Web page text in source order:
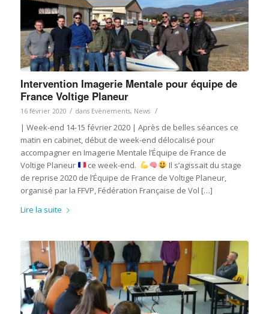
Intervention Imagerie Mentale pour équipe de
France Voltige Planeur
16 février 2020 / dans Evènements, News /
| Week-end 14-15 février 2020 | Après de belles séances ce
matin en cabinet, début de week-end délocalisé pour
accompagner en Imagerie Mentale l’Équipe de France de
Voltige Planeur
ce week-end.
Il s’agissait du stage
de reprise 2020 de l’Équipe de France de Voltige Planeur,
organisé par la FFVP, Fédération Française de Vol […]
Lire la suite